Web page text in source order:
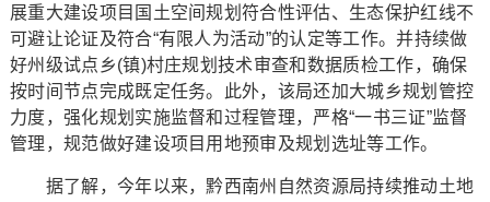
展重大建设项目国土空间规划符合性评估、生态保护红线不
可避让论证及符合“有限人为活动”的认定等工作。并持续做
好州级试点乡(镇)村庄规划技术审查和数据质检工作，确保
按时间节点完成既定任务。此外，该局还加大城乡规划管控
力度，强化规划实施监督和过程管理，严格“一书三证”监督
管理，规范做好建设项目用地预审及规划选址等工作。
据了解，今年以来，黔西南州自然资源局持续推动土地